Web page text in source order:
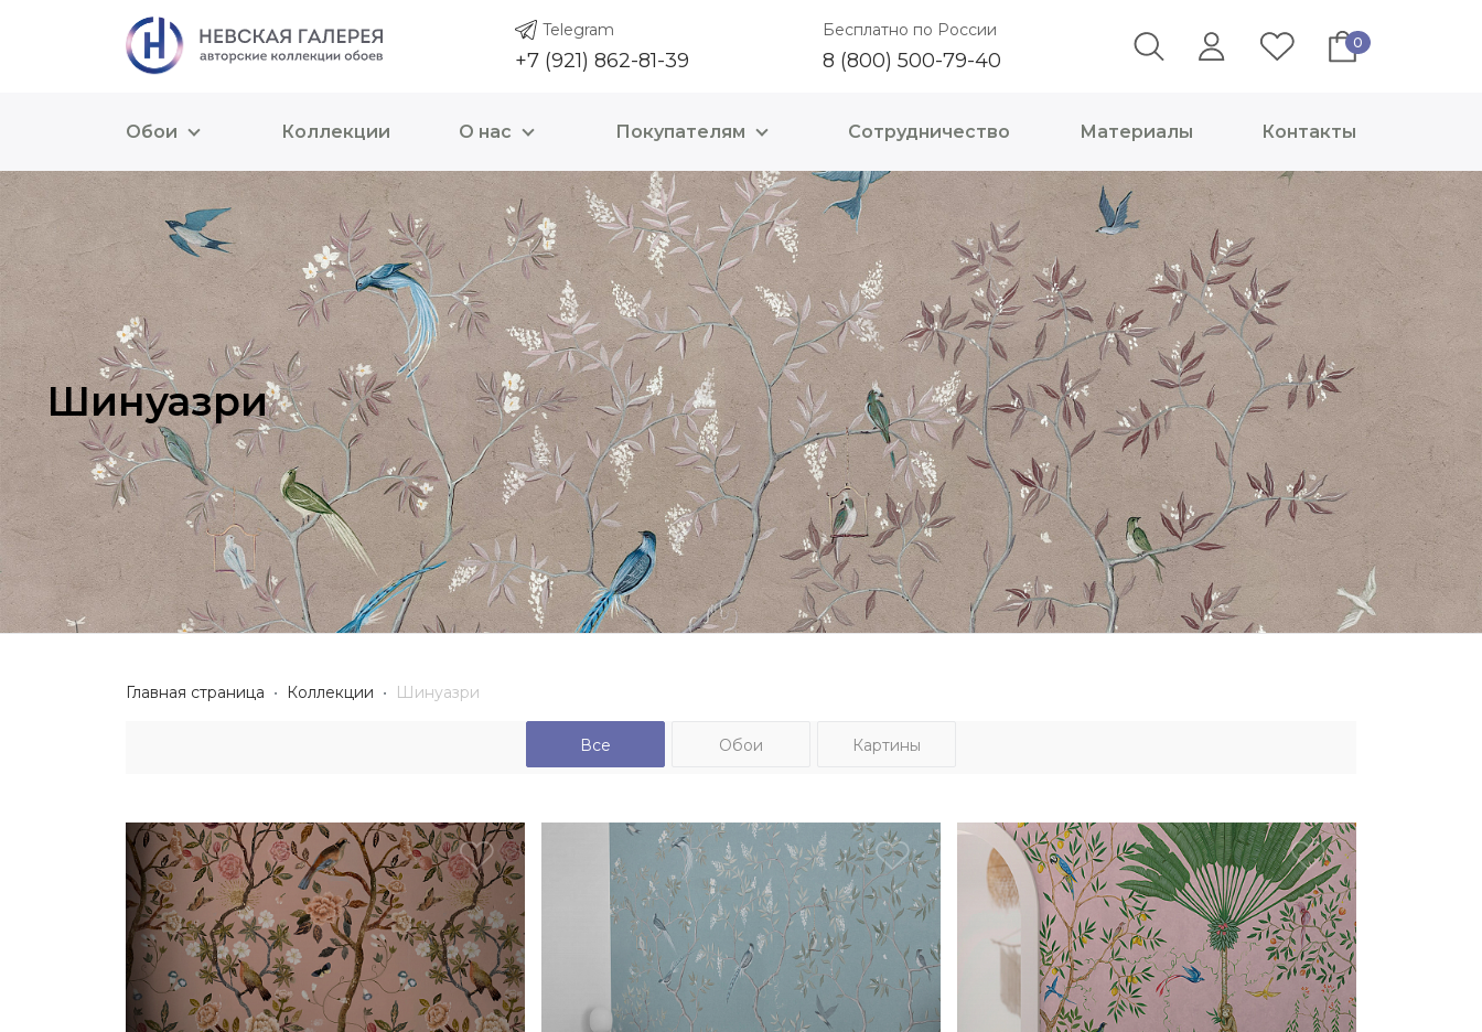
Telegram
+7 (921) 862-81-39
Бесплатно по России
8 (800) 500-79-40
0
Обои Коллекции О нас Покупателям Сотрудничество Материалы Контакты
Шинуазри
Главная страница Коллекции Шинуазри
Все Обои Картины